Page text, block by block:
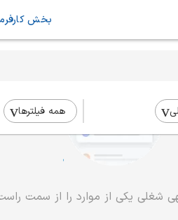
بخش
همه فیلتر‌ها
شغلی یکی از موارد را از سمت